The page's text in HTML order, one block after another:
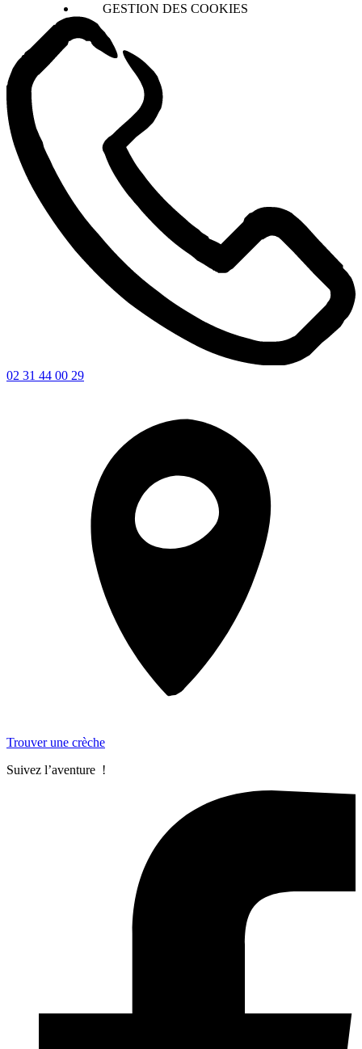
GESTION DES COOKIES
02 31 44 00 29
Trouver une crèche
Suivez l’aventure !